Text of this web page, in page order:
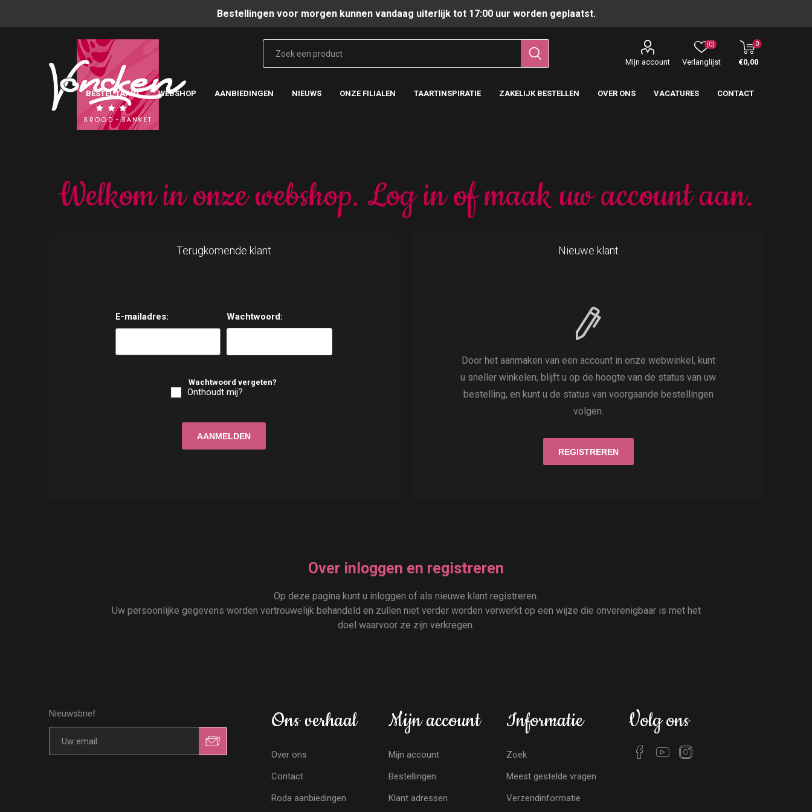
Bestellingen voor morgen kunnen vandaag uiterlijk tot 17:00 uur worden geplaatst.
Mijn account Verlanglijst
(0) 0
€0,00
BESTEL TAART WEBSHOP AANBIEDINGEN NIEUWS ONZE FILIALEN TAARTINSPIRATIE ZAKELIJK BESTELLEN OVER ONS VACATURES CONTACT
Welkom in onze webshop. Log in of maak uw account aan.
Nieuwe klant
Door het aanmaken van een account in onze webwinkel, kunt
u sneller winkelen, blijft u op de hoogte van de status van uw
bestelling, en kunt u de status van voorgaande bestellingen
volgen.
Terugkomende klant
E-mailadres: Wachtwoord:
Wachtwoord vergeten?
Onthoudt mij?
Over inloggen en registreren
Op deze pagina kunt u inloggen of als nieuwe klant registreren.
Uw persoonlijke gegevens worden vertrouwelijk behandeld en zullen niet verder worden verwerkt op een wijze die onverenigbaar is met het
doel waarvoor ze zijn verkregen.
Nieuwsbrief Ons verhaal
Over ons
Contact
Roda aanbiedingen
Mijn account
Mijn account
Bestellingen
Klant adressen
Informatie
Zoek
Meest gestelde vragen
Verzendinformatie
Volg ons